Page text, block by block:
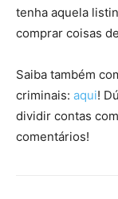
tenha aquela
comprar coisas
Saiba também
criminais: aqui!
dividir contas
comentários!